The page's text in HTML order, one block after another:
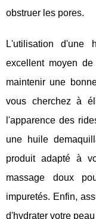
obstruer les pores.
L'utilisation d'une
excellent moyen
maintenir une
vous cherchez à
l'apparence des
une huile
produit adapté à
massage doux
impuretés. Enfin,
d'hydrater votre